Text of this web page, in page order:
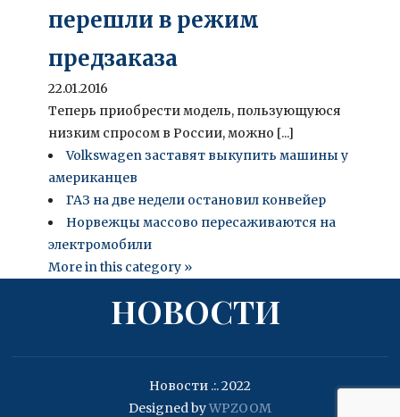
перешли в режим
предзаказа
22.01.2016
Теперь приобрести модель, пользующуюся
низким спросом в России, можно [...]
Volkswagen заставят выкупить машины у
американцев
ГАЗ на две недели остановил конвейер
Норвежцы массово пересаживаются на
электромобили
More in this category »
НОВОСТИ
Новости .:. 2022
Designed byWPZOOM